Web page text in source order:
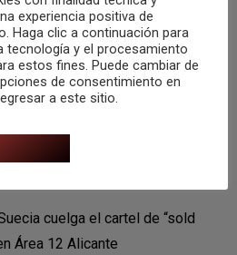
gustar
una cita con Rigoberta Bandini
el próximo 12 de agosto
cuelga el cartel de “sold
Área 12 Alicante
experiencia positiva de
Haga clic a continuación para
tecnología y el procesamiento
estos fines. Puede cambiar de
de consentimiento en
a este sitio.